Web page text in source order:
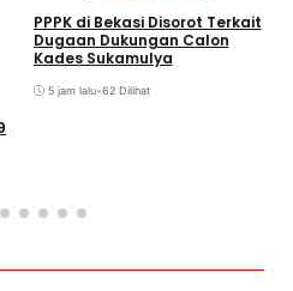
PPPK di Bekasi Disorot Terkait
Dugaan Dukungan Calon
Kades Sukamulya
5 jam lalu•62 Dilihat